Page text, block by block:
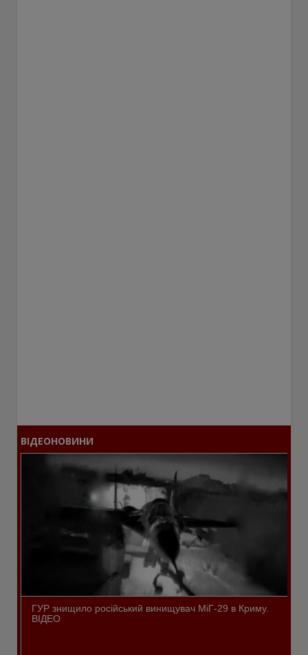
ВІДЕОНОВИНИ
ГУР знищило російський винищувач МіГ-29 в Криму.
ВІДЕО